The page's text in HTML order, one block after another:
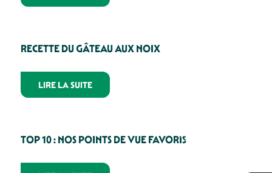
RECETTE DU GÂTEAU AUX NOIX
LIRE LA SUITE
Home découverte
TOP 10 : NOS POINTS DE VUE FAVORIS